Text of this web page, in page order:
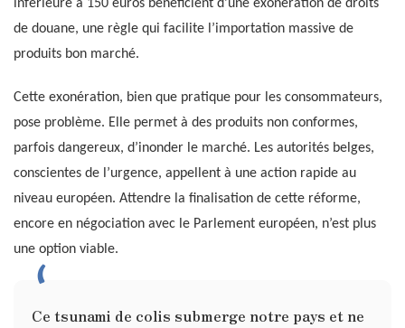
inférieure à 150 euros bénéficient d’une exonération de droits
de douane, une règle qui facilite l’importation massive de
produits bon marché.
Cette exonération, bien que pratique pour les consommateurs,
pose problème. Elle permet à des produits non conformes,
parfois dangereux, d’inonder le marché. Les autorités belges,
conscientes de l’urgence, appellent à une action rapide au
niveau européen. Attendre la finalisation de cette réforme,
encore en négociation avec le Parlement européen, n’est plus
une option viable.
Ce tsunami de colis submerge notre pays et ne